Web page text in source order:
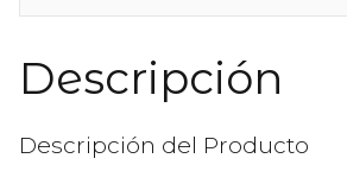
Descripción
Descripción del Producto